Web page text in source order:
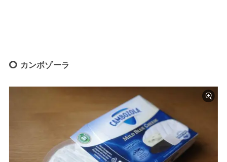
カンボゾーラ